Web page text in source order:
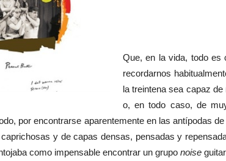
Que, en la vida, todo es
recordarnos
la treintena sea capaz
o, en todo caso, de
por encontrarse aparentemente en las antípodas
y de capas densas, pensadas y
como impensable encontrar un grupo noise